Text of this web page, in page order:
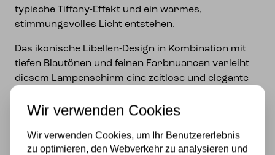
typische Tiffany-Effekt und ein warmes,
stimmungsvolles Licht entstehen.
Das ikonische Libellen-Design in Kombination mit
tiefen Blautönen und feinen Farbnuancen verleiht
diesem Lampenschirm eine zeitlose und elegante
Tiffany Lampenschirm 40 cmein echter Blickfang
als Highlight über einem Tisch.
Wir verwenden Cookies
Wir verwenden Cookies, um Ihr Benutzererlebnis
zu optimieren, den Webverkehr zu analysieren und